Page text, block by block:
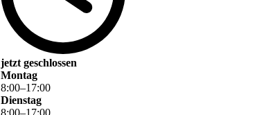
jetzt geschlossen
Montag
8:00–17:00
Dienstag
8:00–17:00